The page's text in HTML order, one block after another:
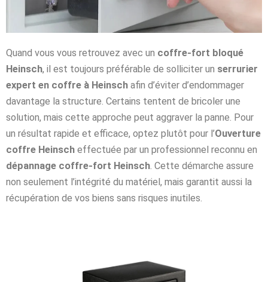
Quand vous vous retrouvez avec un coffre-fort bloqué
Heinsch, il est toujours préférable de solliciter un serrurier
expert en coffre à Heinsch afin d’éviter d’endommager
davantage la structure. Certains tentent de bricoler une
solution, mais cette approche peut aggraver la panne. Pour
un résultat rapide et efficace, optez plutôt pour l’Ouverture
coffre Heinsch effectuée par un professionnel reconnu en
dépannage coffre-fort Heinsch. Cette démarche assure
non seulement l’intégrité du matériel, mais garantit aussi la
récupération de vos biens sans risques inutiles.